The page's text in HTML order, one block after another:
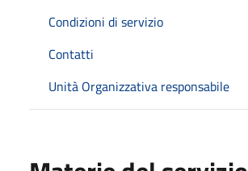
Condizioni di servizio
Contatti
Unità Organizzativa responsabile